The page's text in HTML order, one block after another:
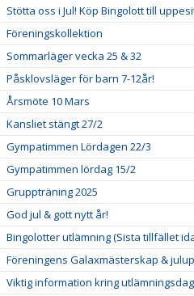
Stötta oss i Jul! Köp Bingolott till
Föreningskollektion
Sommarläger vecka 25 & 32
Påsklovsläger för barn 7-12år!
Årsmöte 10 Mars
Kansliet stängt 27/2
Gympatimmen Lördagen 22/3
Gympatimmen lördag 15/2
Gruppträning 2025
God jul & gott nytt år!
Bingolotter utlämning (Sista tillfället
Föreningens Galaxmästerskap &
Viktig information kring